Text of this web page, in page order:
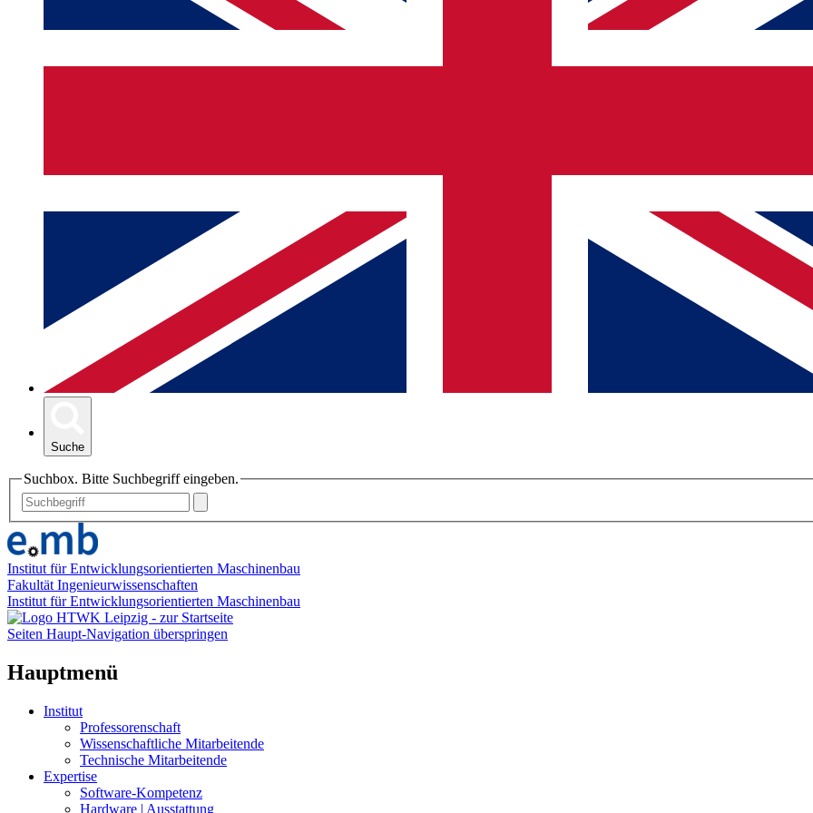
Suche
Suchbox. Bitte Suchbegriff eingeben.
Institut für Entwicklungsorientierten Maschinenbau
Fakultät Ingenieurwissenschaften
Institut für Entwicklungsorientierten Maschinenbau
Seiten Haupt-Navigation überspringen
Hauptmenü
Institut
Professorenschaft
Wissenschaftliche Mitarbeitende
Technische Mitarbeitende
Expertise
Software-Kompetenz
Hardware | Ausstattung